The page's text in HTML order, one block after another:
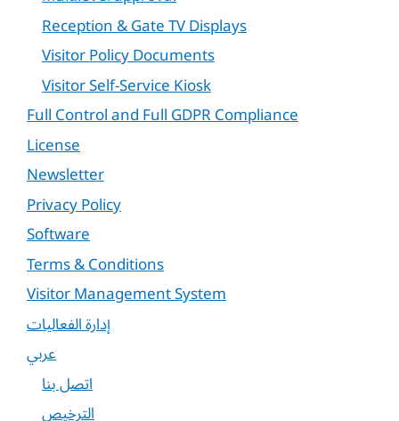
Reception & Gate TV Displays
Visitor Policy Documents
Visitor Self-Service Kiosk
Full Control and Full GDPR Compliance
License
Newsletter
Privacy Policy
Software
Terms & Conditions
Visitor Management System
إدارة الفعاليات
عربي
اتصل بنا
الترخيص